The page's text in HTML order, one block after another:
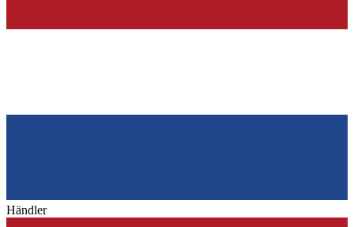
Händler